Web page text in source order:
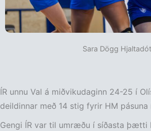
Sara Dögg
ÍR unnu Val á miðvikudaginn 24-25 í
deildinnar með 14 stig fyrir HM pásuna
Gengi ÍR var til umræðu í síðasta þætti